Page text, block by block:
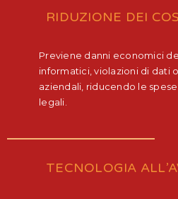
RIDUZIONE DEI
Previene danni economici
informatici, violazioni di dati
aziendali, riducendo le
legali.
TECNOLOGIA